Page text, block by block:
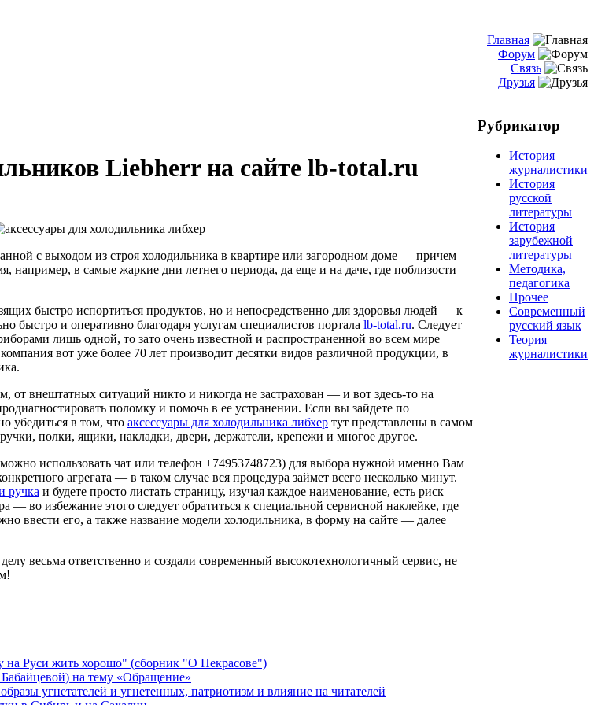
Главная
Форум
Связь
Друзья
Liebherr на сайте lb-total.ru
с выходом из строя холодильника в квартире или загородном доме — причем
например, в самые жаркие дни летнего периода, да еще и на даче, где поблизости
быстро испортиться продуктов, но и непосредственно для здоровья людей — к
быстро и оперативно благодаря услугам специалистов портала lb-total.ru. Следует
лишь одной, то зато очень известной и распространенной во всем мире
вот уже более 70 лет производит десятки видов различной продукции, в
от внештатных ситуаций никто и никогда не застрахован — и вот здесь-то на
поломку и помочь в ее устранении. Если вы зайдете по
убедиться в том, что аксессуары для холодильника либхер тут представлены в самом
полки, ящики, накладки, двери, держатели, крепежи и многое другое.
использовать чат или телефон +74953748723) для выбора нужной именно Вам
агрегата — в таком случае вся процедура займет всего несколько минут.
ручка и будете просто листать страницу, изучая каждое наименование, есть риск
во избежание этого следует обратиться к специальной сервисной наклейке, где
ввести его, а также название модели холодильника, в форму на сайте — далее
весьма ответственно и создали современный высокотехнологичный сервис, не
Руси жить хорошо" (сборник "О Некрасове")
на тему «Обращение»
угнетателей и угнетенных, патриотизм и влияние на читателей
Рубрикатор
История
журналистики
История
русской
литературы
История
зарубежной
литературы
Методика,
педагогика
Прочее
Современный
русский язык
Теория
журналистики